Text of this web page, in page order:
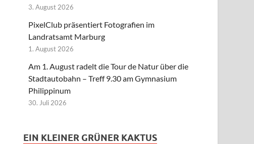
3. August 2026
PixelClub präsentiert Fotografien im
Landratsamt Marburg
1. August 2026
Am 1. August radelt die Tour de Natur über die
Stadtautobahn – Treff 9.30 am Gymnasium
Philippinum
30. Juli 2026
EIN KLEINER GRÜNER KAKTUS